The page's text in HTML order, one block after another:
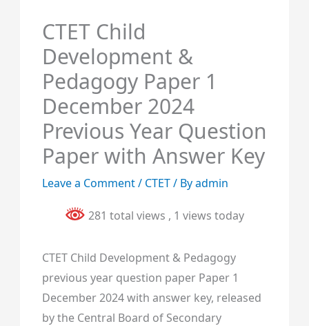
CTET Child
Development &
Pedagogy Paper 1
December 2024
Previous Year Question
Paper with Answer Key
Leave a Comment/ CTET/ Byadmin
281 total views , 1 views today
CTET Child Development & Pedagogy
previous year question paper Paper 1
December 2024 with answer key, released
by the Central Board of Secondary